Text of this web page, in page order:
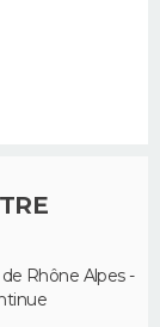
Rhône Alpes -